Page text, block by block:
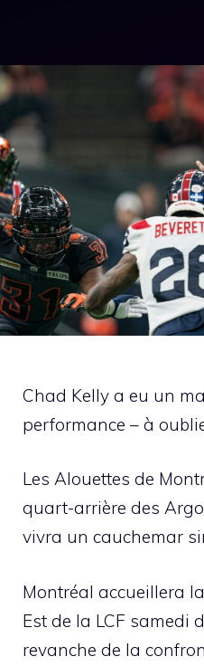
Chad Kelly a eu un
performance – à
Les Alouettes de
quart-arrière des
vivra un cauchemar
Montréal accueillera
Est de la LCF samedi
revanche de la